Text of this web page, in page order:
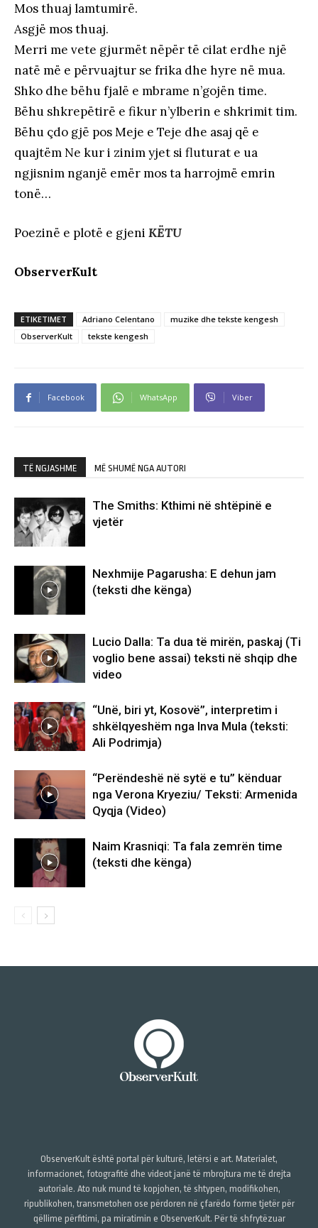
Mos thuaj lamtumirë.
Asgjë mos thuaj.
Merri me vete gjurmët nëpër të cilat erdhe një
natë më e përvuajtur se frika dhe hyre në mua.
Shko dhe bëhu fjalë e mbrame n’gojën time.
Bëhu shkrepëtirë e fikur n’ylberin e shkrimit tim.
Bëhu çdo gjë pos Meje e Teje dhe asaj që e
quajtëm Ne kur i zinim yjet si fluturat e ua
ngjisnim nganjë emër mos ta harrojmë emrin
tonë…
Poezinë e plotë e gjeni KËTU
ObserverKult
ETIKETIMET Adriano Celentano
muzike dhe tekste kengesh
ObserverKult
tekste kengesh
Facebook WhatsApp Viber
TË NGJASHME MË SHUMË NGA AUTORI
The Smiths: Kthimi në shtëpinë e
vjetër
Nexhmije Pagarusha: E dehun jam
(teksti dhe kënga)
Lucio Dalla: Ta dua të mirën, paskaj (Ti
voglio bene assai) teksti në shqip dhe
video
“Unë, biri yt, Kosovë”, interpretim i
shkëlqyeshëm nga Inva Mula (teksti:
Ali Podrimja)
“Perëndeshë në sytë e tu” kënduar
nga Verona Kryeziu/ Teksti: Armenida
Qyqja (Video)
Naim Krasniqi: Ta fala zemrën time
(teksti dhe kënga)
ObserverKult është portal për kulturë, letërsi e art. Materialet,
informacionet, fotografitë dhe videot janë të mbrojtura me të drejta
autoriale. Ato nuk mund të kopjohen, të shtypen, modifikohen,
ripublikohen, transmetohen ose përdoren në çfarëdo forme tjetër për
qëllime përfitimi, pa miratimin e ObserverKult. Për të shfrytëzuar